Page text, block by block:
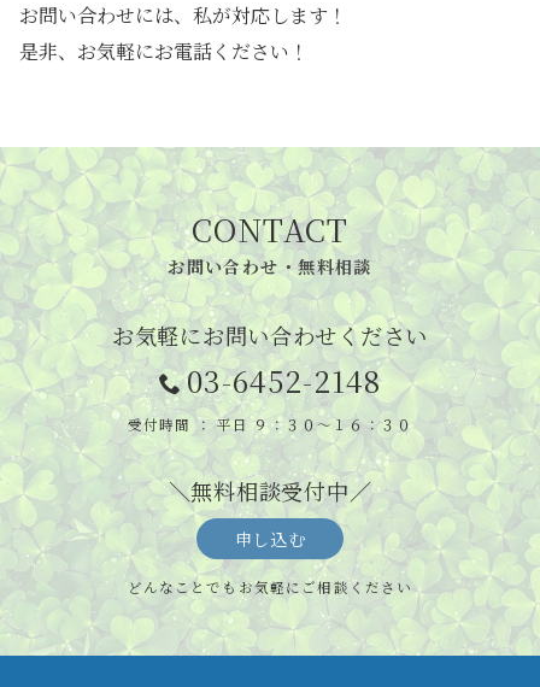
お問い合わせには、私が対応します！
是非、お気軽にお電話ください！
CONTACT
お問い合わせ・無料相談
お気軽にお問い合わせください
03-6452-2148
受付時間 ： 平日 ９：３０～１６：３０
＼無料相談受付中／
申し込む
どんなことでもお気軽にご相談ください